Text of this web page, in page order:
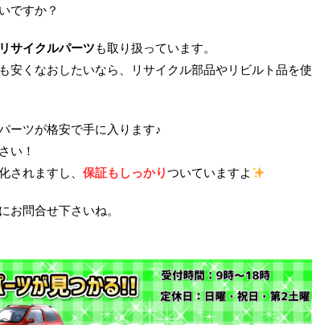
ですか？
リサイクルパーツも取り扱っています。
安くなおしたいなら、リサイクル部品やリビルト品を使
ーツが格安で手に入ります♪
い！
されますし、 保証もしっかりついていますよ
お問合せ下さいね。